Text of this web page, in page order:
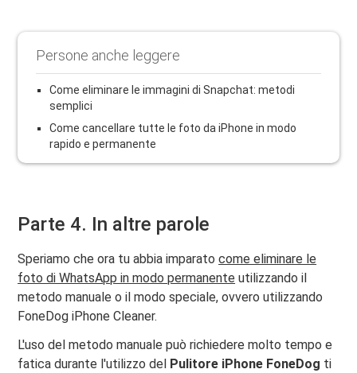
Persone anche leggere
Come eliminare le immagini di Snapchat: metodi
semplici
Come cancellare tutte le foto da iPhone in modo
rapido e permanente
Parte 4. In altre parole
Speriamo che ora tu abbia imparatocome eliminare le
foto di WhatsApp in modo permanente utilizzando il
metodo manuale o il modo speciale, ovvero utilizzando
FoneDog iPhone Cleaner.
L'uso del metodo manuale può richiedere molto tempo e
fatica durante l'utilizzo del
Pulitore iPhone FoneDog ti